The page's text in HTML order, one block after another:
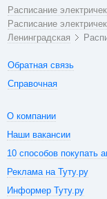
Расписание электричек
Расписание
Ленинградская
Обратная связь
Справочная
О компании
Наши вакансии
10 способов покупать
Реклама на Туту.ру
Информер Туту.ру